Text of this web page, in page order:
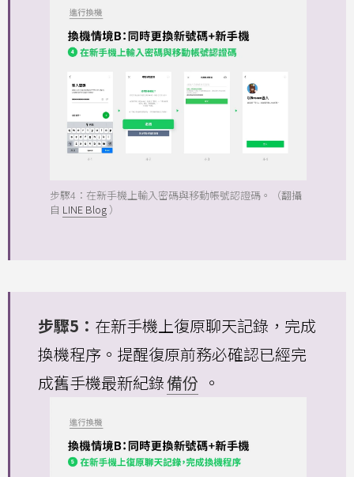
步驟4：在新手機上輸入密碼與移動帳號認證碼。（翻攝
自 LINE Blog ）
步驟5： 在新手機上復原聊天記錄，完成
換機程序。提醒復原前務必確認已經完
成舊手機最新紀錄備份 。